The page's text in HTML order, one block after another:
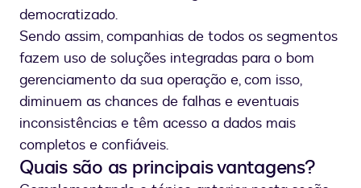
democratizado.
Sendo assim, companhias de todos os segmentos
fazem uso de soluções integradas para o bom
gerenciamento da sua operação e, com isso,
diminuem as chances de falhas e eventuais
inconsistências e têm acesso a dados mais
completos e confiáveis.
Quais são as principais vantagens?